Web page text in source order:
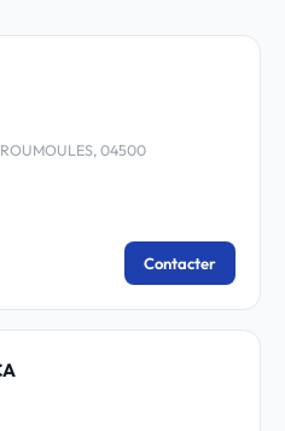
04500
Contacter